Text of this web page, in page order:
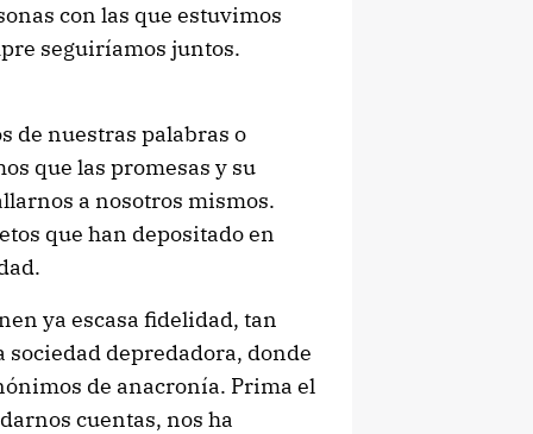
con las que estuvimos
seguiríamos juntos.
de nuestras palabras o
que las promesas y su
a nosotros mismos.
que han depositado en
ya escasa fidelidad, tan
depredadora, donde
de anacronía. Prima el
cuentas, nos ha